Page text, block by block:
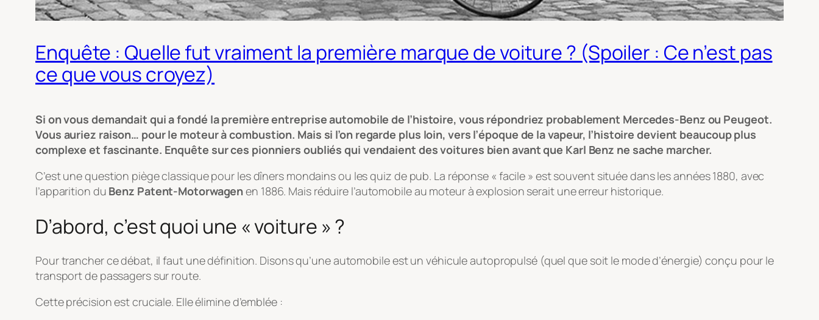
Enquête : Quelle fut vraiment la première marque de voiture ? (Spoiler : Ce n’est pas
ce que vous croyez)
Si on vous demandait qui a fondé la première entreprise automobile de l’histoire, vous répondriez probablement Mercedes-Benz ou Peugeot.
Vous auriez raison… pour le moteur à combustion. Mais si l’on regarde plus loin, vers l’époque de la vapeur, l’histoire devient beaucoup plus
complexe et fascinante. Enquête sur ces pionniers oubliés qui vendaient des voitures bien avant que Karl Benz ne sache marcher.
C’est une question piège classique pour les dîners mondains ou les quiz de pub. La réponse « facile » est souvent située dans les années 1880, avec
l’apparition du Benz Patent-Motorwagenen 1886. Mais réduire l’automobile au moteur à explosion serait une erreur historique.
D’abord, c’est quoi une « voiture » ?
Pour trancher ce débat, il faut une définition. Disons qu’une automobile est un véhicule autopropulsé (quel que soit le mode d’énergie) conçu pour le
transport de passagers sur route.
Cette précision est cruciale. Elle élimine d’emblée :